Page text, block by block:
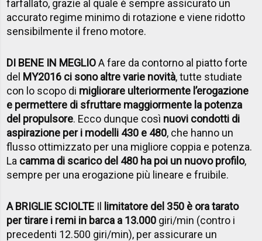
farfallato, grazie al quale è sempre assicurato un
accurato regime minimo di rotazione e viene ridotto
sensibilmente il freno motore.
DI BENE IN MEGLIOA fare da contorno al piatto forte
del MY2016 ci sono altre varie novità, tutte studiate
con lo scopo di migliorare ulteriormente l’erogazione
e permettere di sfruttare maggiormente la potenza
del propulsore. Ecco dunque così nuovi condotti di
aspirazione per i modelli 430 e 480, che hanno un
flusso ottimizzato per una migliore coppia e potenza.
La camma di scarico del 480 ha poi un nuovo profilo,
sempre per una erogazione più lineare e fruibile.
A BRIGLIE SCIOLTE Il limitatore del 350 è ora tarato
per tirare i remi in barca a 13.000 giri/min (contro i
precedenti 12.500 giri/min), per assicurare un